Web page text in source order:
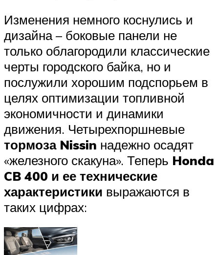
Изменения немного коснулись и
дизайна – боковые панели не
только облагородили классические
черты городского байка, но и
послужили хорошим подспорьем в
целях оптимизации топливной
экономичности и динамики
движения. Четырехпоршневые
тормоза Nissin надежно осадят
«железного скакуна». Теперь Honda
CB 400 и ее технические
характеристики выражаются в
таких цифрах: